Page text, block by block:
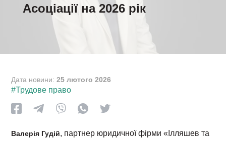
Асоціації на 2026 рік
Дата новини:25 лютого 2026
#Трудове право
Валерія Гудій, партнер юридичної фірми «Ілляшев та